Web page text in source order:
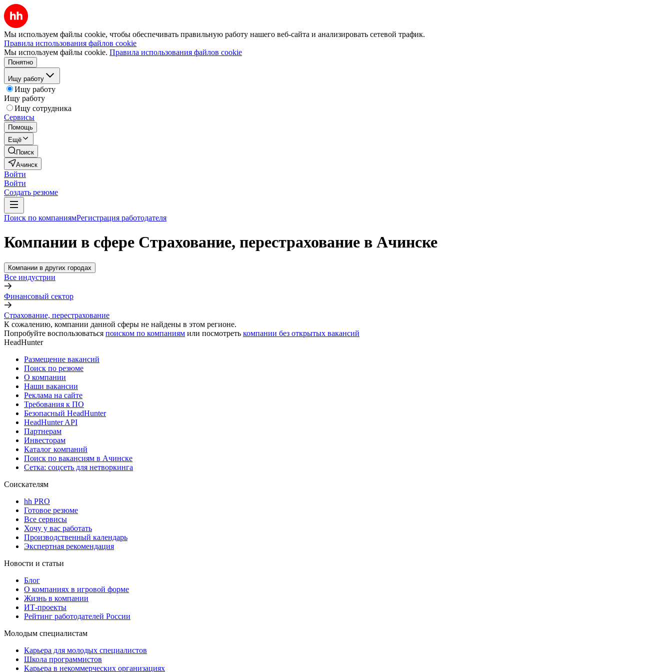
Мы используем файлы cookie, чтобы обеспечивать правильную работу нашего веб-сайта и анализировать сетевой трафик.
Правила использования файлов cookie
Мы используем файлы cookie. Правила использования файлов cookie
Понятно
Ищу работу
Ищу работу
Ищу работу
Ищу сотрудника
Сервисы
Помощь
Ещё
Поиск
Ачинск
Войти
Войти
Создать резюме
Поиск по компаниямРегистрация работодателя
Компании в сфере Страхование, перестрахование в Ачинске
Компании в других городах
Все индустрии
Финансовый сектор
Страхование, перестрахование
К сожалению, компании данной сферы не найдены в этом регионе.
Попробуйте воспользоваться поиском по компаниям или посмотреть компании без открытых вакансий
HeadHunter
Размещение вакансий
Поиск по резюме
О компании
Наши вакансии
Реклама на сайте
Требования к ПО
Безопасный HeadHunter
HeadHunter API
Партнерам
Инвесторам
Каталог компаний
Поиск по вакансиям в Ачинске
Сетка: соцсеть для нетворкинга
Соискателям
hh PRO
Готовое резюме
Все сервисы
Хочу у вас работать
Производственный календарь
Экспертная рекомендация
Новости и статьи
Блог
О компаниях в игровой форме
Жизнь в компании
ИТ-проекты
Рейтинг работодателей России
Молодым специалистам
Карьера для молодых специалистов
Школа программистов
Карьера в некоммерческих организациях